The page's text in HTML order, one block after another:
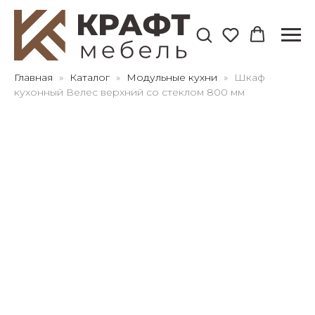
Главная Каталог Модульные кухни
Шкаф
кухонный Велес верхний со стеклом 800 мм